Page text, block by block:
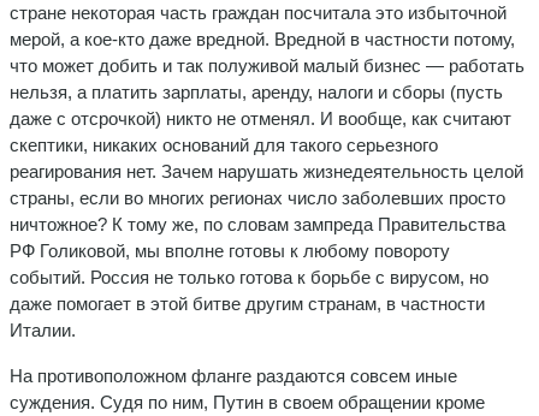
стране некоторая часть граждан посчитала это избыточной
мерой, а кое-кто даже вредной. Вредной в частности потому,
что может добить и так полуживой малый бизнес — работать
нельзя, а платить зарплаты, аренду, налоги и сборы (пусть
даже с отсрочкой) никто не отменял. И вообще, как считают
скептики, никаких оснований для такого серьезного
реагирования нет. Зачем нарушать жизнедеятельность целой
страны, если во многих регионах число заболевших просто
ничтожное? К тому же, по словам зампреда Правительства
РФ Голиковой, мы вполне готовы к любому повороту
событий. Россия не только готова к борьбе с вирусом, но
даже помогает в этой битве другим странам, в частности
Италии.
На противоположном фланге раздаются совсем иные
суждения. Судя по ним, Путин в своем обращении кроме